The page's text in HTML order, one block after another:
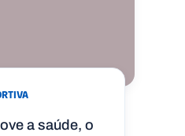
a saúde, o